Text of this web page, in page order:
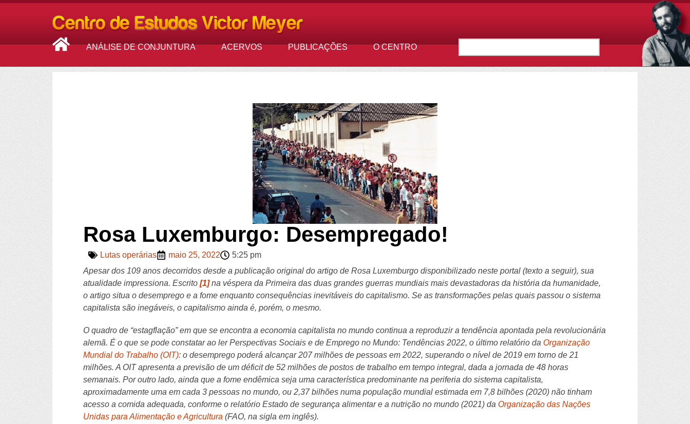
ANÁLISE DE CONJUNTURA ACERVOS PUBLICAÇÕES O CENTRO
Rosa Luxemburgo: Desempregado!
Lutas operárias maio 25, 2022
5:25 pm
Apesar dos 109 anos decorridos desde a publicação original do artigo de Rosa Luxemburgo disponibilizado neste portal (texto a seguir), sua
atualidade impressiona. Escrito [1] na véspera da Primeira das duas grandes guerras mundiais mais devastadoras da história da humanidade,
o artigo situa o desemprego e a fome enquanto consequências inevitáveis do capitalismo. Se as transformações pelas quais passou o sistema
capitalista são inegáveis, o capitalismo ainda é, porém, o mesmo.
O quadro de “estagflação” em que se encontra a economia capitalista no mundo continua a reproduzir a tendência apontada pela revolucionária
alemã. É o que se pode constatar ao ler Perspectivas Sociais e de Emprego no Mundo: Tendências 2022, o último relatório da Organização
Mundial do Trabalho (OIT): o desemprego poderá alcançar 207 milhões de pessoas em 2022, superando o nível de 2019 em torno de 21
milhões. A OIT apresenta a previsão de um déficit de 52 milhões de postos de trabalho em tempo integral, dada a jornada de 48 horas
semanais. Por outro lado, ainda que a fome endêmica seja uma característica predominante na periferia do sistema capitalista,
aproximadamente uma em cada 3 pessoas no mundo, ou 2,37 bilhões numa população mundial estimada em 7,8 bilhões (2020) não tinham
acesso a comida adequada, conforme o relatório Estado de segurança alimentar e a nutrição no mundo (2021) da Organização das Nações
Unidas para Alimentação e Agricultura (FAO, na sigla em inglês).